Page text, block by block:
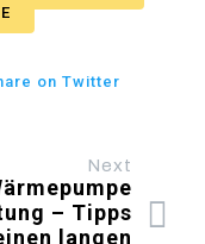
on Twitter
Next
– Tipps
langen